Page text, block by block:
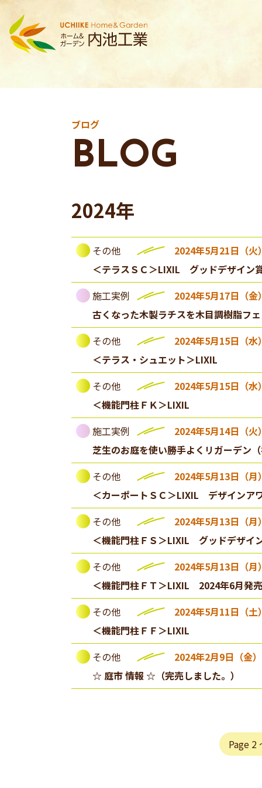
ブログ
BLOG
2024年
その他
2024年5月21日（火
＜テラスＳＣ＞LIXIL グッドデザイン
施工実例
2024年5月17日（金
古くなった木製ラチスを木目調樹脂フ
その他
2024年5月15日（水
＜テラス・シュエット＞LIXIL
その他
2024年5月15日（水
＜機能門柱ＦＫ＞LIXIL
施工実例
2024年5月14日（火
芝生のお庭を使い勝手よくリガーデン
その他
2024年5月13日（月
＜カーポートＳＣ＞LIXIL デザインア
その他
2024年5月13日（月
＜機能門柱ＦＳ＞LIXIL グッドデザイ
その他
2024年5月13日（月
＜機能門柱ＦＴ＞LIXIL 2024年6月発売
その他
2024年5月11日（土
＜機能門柱ＦＦ＞LIXIL
その他
2024年2月9日（金）
☆ 庭市 情報 ☆（完売しました。）
Page 2